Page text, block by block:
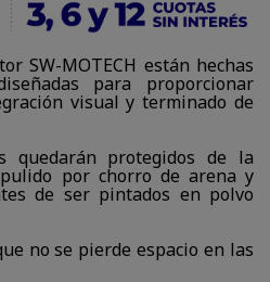
SW-MOTECH están hechas
para proporcionar
visual y terminado de
quedarán protegidos de la
por chorro de arena y
de ser pintados en polvo
no se pierde espacio en las